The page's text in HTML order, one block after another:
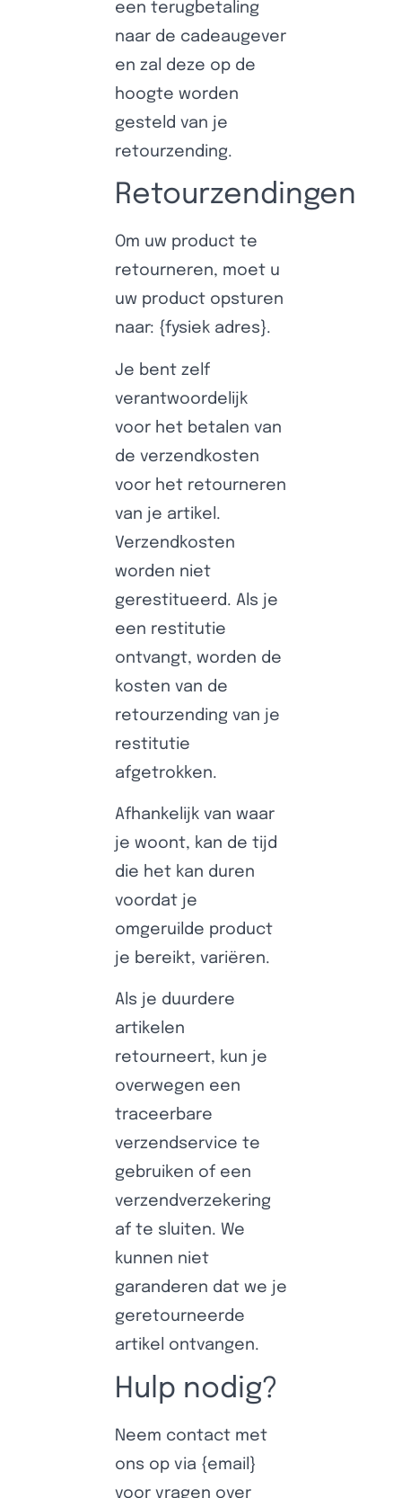
een terugbetaling
naar de cadeaugever
en zal deze op de
hoogte worden
gesteld van je
retourzending.
Retourzendingen
Om uw product te
retourneren, moet u
uw product opsturen
naar: {fysiek adres}.
Je bent zelf
verantwoordelijk
voor het betalen van
de verzendkosten
voor het retourneren
van je artikel.
Verzendkosten
worden niet
gerestitueerd. Als je
een restitutie
ontvangt, worden de
kosten van de
retourzending van je
restitutie
afgetrokken.
Afhankelijk van waar
je woont, kan de tijd
die het kan duren
voordat je
omgeruilde product
je bereikt, variëren.
Als je duurdere
artikelen
retourneert, kun je
overwegen een
traceerbare
verzendservice te
gebruiken of een
verzendverzekering
af te sluiten. We
kunnen niet
garanderen dat we je
geretourneerde
artikel ontvangen.
Hulp nodig?
Neem contact met
ons op via {email}
voor vragen over